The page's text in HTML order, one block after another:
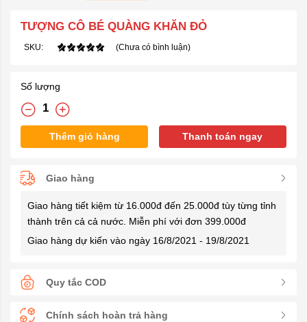
TƯỢNG CÔ BÉ QUÀNG KHĂN ĐỎ
SKU: (Chưa có bình luận)
Số lượng
Thêm giỏ hàng Thanh toán ngay
Giao hàng
Giao hàng tiết kiệm từ 16.000đ đến 25.000đ tùy từng tỉnh
thành trên cả cả nước. Miễn phí với đơn 399.000đ
Giao hàng dự kiến vào ngày 16/8/2021 - 19/8/2021
Quy tắc COD
Chính sách hoàn trả hàng